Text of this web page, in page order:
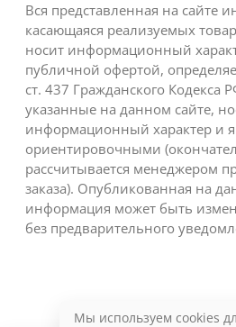
Вся представленная на сайте
касающаяся реализуемых
носит информационный
публичной офертой,
ст. 437 Гражданского Кодекса
указанные на данном сайте,
информационный характер и
ориентировочными
рассчитывается менеджером
заказа). Опубликованная на
информация может быть
без предварительного
Мы используем cookies